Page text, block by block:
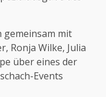
gemeinsam mit
, Ronja Wilke, Julia
über eines der
Events